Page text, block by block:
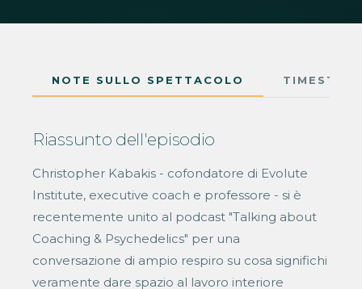
NOTE SULLO SPETTACOLO
Riassunto dell'episodio
Christopher Kabakis - cofondatore di Evolute
Institute, executive coach e professore - si è
recentemente unito al podcast "Talking about
Coaching & Psychedelics" per una
conversazione di ampio respiro su cosa significhi
veramente dare spazio al lavoro interiore